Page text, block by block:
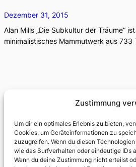
Zustimmung
Um dir ein optimales Erlebnis zu bieten,
Cookies, um Geräteinformationen zu
zuzugreifen. Wenn du diesen
wie das Surfverhalten oder eindeutige IDs
Wenn du deine Zustimmung nicht erteilst
Dezember 31, 2015
Alan Mills „Die Subkultur der Träume“
minimalistisches Mammutwerk aus 733
Open Mike 2015: Die
November 10, 2015
Der 23. Open Mike ist vorbei, die